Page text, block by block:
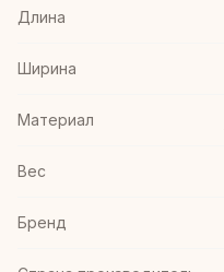
Длина
Ширина
Материал
Вес
Бренд